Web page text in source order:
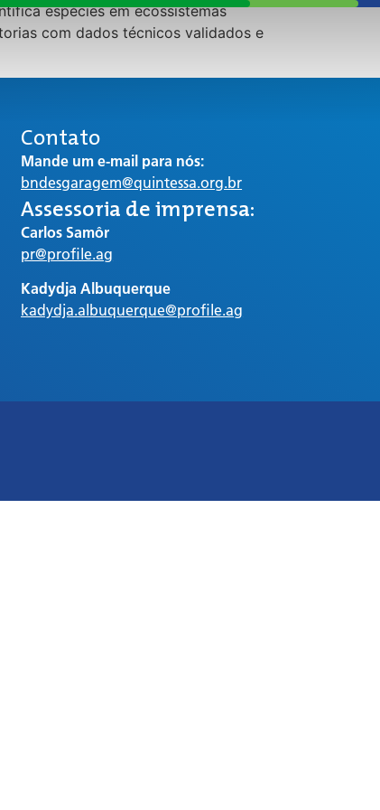
espécies em ecossistemas
com dados técnicos validados e
Contato
Mande um e-mail para nós:
bndesgaragem@quintessa.org.br
Assessoria de imprensa:
Carlos Samôr
pr@profile.ag
Kadydja Albuquerque
kadydja.albuquerque@profile.ag